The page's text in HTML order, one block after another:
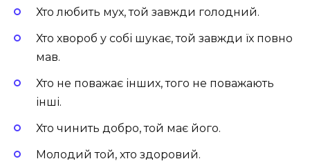
Хто любить мух, той завжди голодний.
Хто хвороб у собі шукає, той завжди їх повно
мав.
Хто не поважає інших, того не поважають
інші.
Хто чинить добро, той має його.
Молодий той, хто здоровий.